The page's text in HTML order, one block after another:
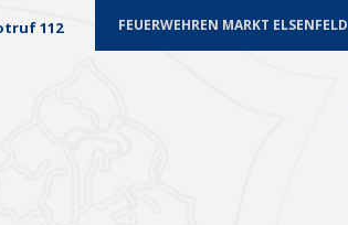
FEUERWEHREN MARKT ELSENFELD
112